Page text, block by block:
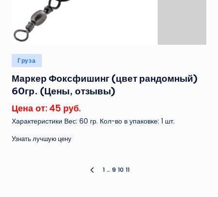
Опубликовано
в
Груза
Маркер Фоксфишинг (цвет рандомный)
60гр. (Цены, отзывы)
Цена от: 45 руб.
Характеристики Вес: 60 гр. Кол-во в упаковке: 1 шт.
Узнать лучшую цену
ПРЕД.
1 … 9 10 11